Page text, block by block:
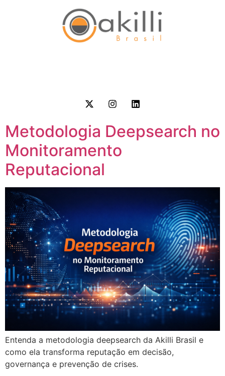
Metodologia Deepsearch no
Monitoramento
Reputacional
Entenda a metodologia deepsearch da Akilli Brasil e
como ela transforma reputação em decisão,
governança e prevenção de crises.